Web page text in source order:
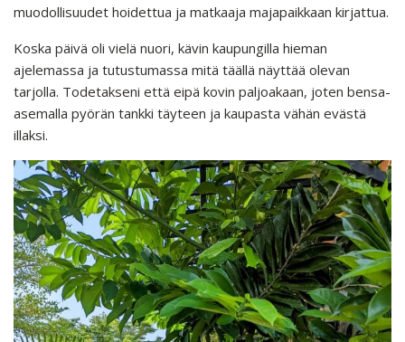
muodollisuudet hoidettua ja matkaaja majapaikkaan kirjattua.
Koska päivä oli vielä nuori, kävin kaupungilla hieman
ajelemassa ja tutustumassa mitä täällä näyttää olevan
tarjolla. Todetakseni että eipä kovin paljoakaan, joten bensa-
asemalla pyörän tankki täyteen ja kaupasta vähän evästä
illaksi.